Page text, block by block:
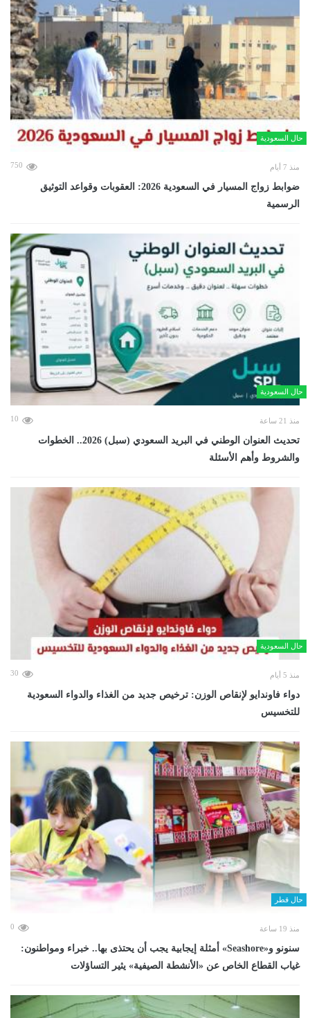
حال السعودية
منذ 7 أيام 750
ضوابط زواج المسيار في السعودية 2026: العقوبات وقواعد التوثيق
الرسمية
حال السعودية
منذ 21 ساعة 10
تحديث العنوان الوطني في البريد السعودي (سبل) 2026.. الخطوات
والشروط وأهم الأسئلة
حال السعودية
منذ 5 أيام 30
دواء فاوندايو لإنقاص الوزن: ترخيص جديد من الغذاء والدواء السعودية
للتخسيس
حال قطر
منذ 19 ساعة 0
سنونو و«Seashore» أمثلة إيجابية يجب أن يحتذى بها.. خبراء ومواطنون:
غياب القطاع الخاص عن «الأنشطة الصيفية» يثير التساؤلات